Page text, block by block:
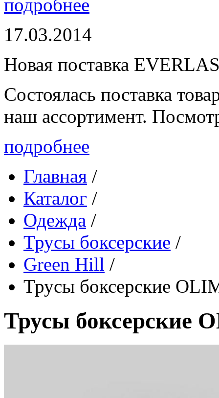
подробнее
17.03.2014
Новая поставка
Состоялась поставка
наш ассортимент.
подробнее
Главная /
Каталог /
Одежда /
Трусы боксерские /
Green Hill /
Трусы боксерские
Трусы боксерские